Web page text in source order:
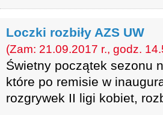
Loczki rozbiły AZS UW
(Zam: 21.09.2017 r., godz.
Świetny początek sezonu
które po remisie w
rozgrywek II ligi kobiet,